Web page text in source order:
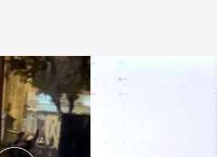
graban del ataque a dos